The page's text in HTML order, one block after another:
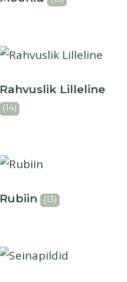
Rahvuslik Lilleline
(14)
Rubiin (13)